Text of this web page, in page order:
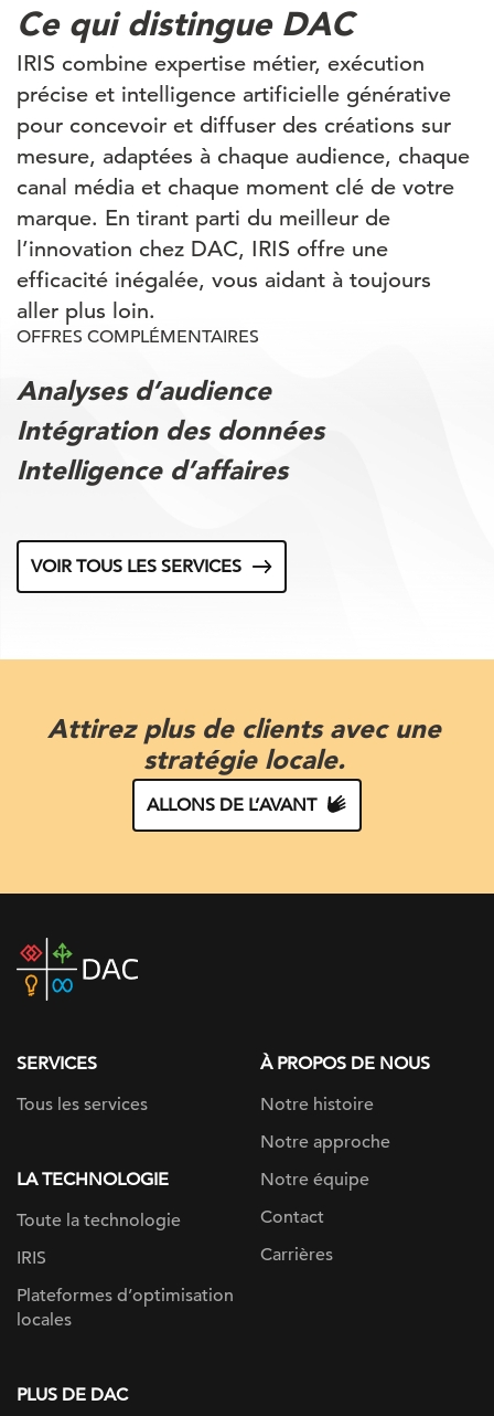
Ce qui distingue DAC
IRIS combine expertise métier, exécution
précise et intelligence artificielle générative
pour concevoir et diffuser des créations sur
mesure, adaptées à chaque audience, chaque
canal média et chaque moment clé de votre
marque. En tirant parti du meilleur de
l’innovation chez DAC, IRIS offre une
efficacité inégalée, vous aidant à toujours
aller plus loin.
OFFRES COMPLÉMENTAIRES
Analyses d’audience
Intégration des données
Intelligence d’affaires
VOIR TOUS LES SERVICES
Attirez plus de clients avec une
stratégie locale.
ALLONS DE L’AVANT
home
SERVICES
Tous les services
LA TECHNOLOGIE
Toute la technologie
IRIS
Plateformes d’optimisation
locales
À PROPOS DE NOUS
Notre histoire
Notre approche
Notre équipe
Contact
Carrières
PLUS DE DAC